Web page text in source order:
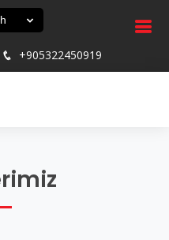
+905322450919